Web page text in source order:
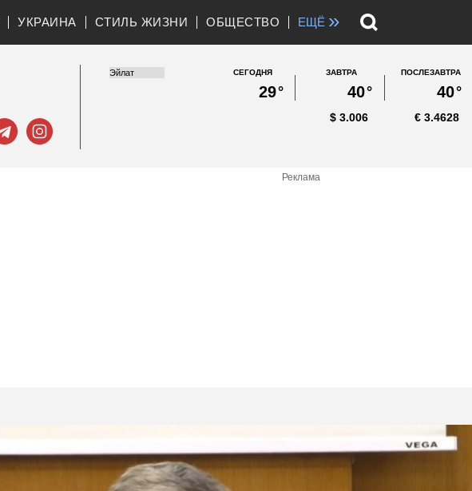
УКРАИНА СТИЛЬ ЖИЗНИ ОБЩЕСТВО ЕЩЁ »
СЕГОДНЯ
29°
ЗАВТРА
40°
ПОСЛЕЗАВТРА
40°
3.006
$ 3.4628
€
Реклама